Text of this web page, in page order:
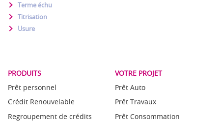
Terme échu
Titrisation
Usure
PRODUITS
Prêt personnel
Crédit Renouvelable
Regroupement de crédits
VOTRE PROJET
Prêt Auto
Prêt Travaux
Prêt Consommation